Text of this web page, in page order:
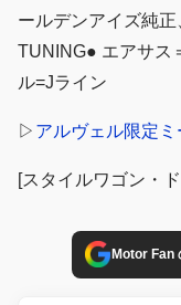
ールデンアイズ純
TUNING● エアサス
ル=Jライン
▷ アルヴェル限定
[スタイルワゴン・
Motor Fan